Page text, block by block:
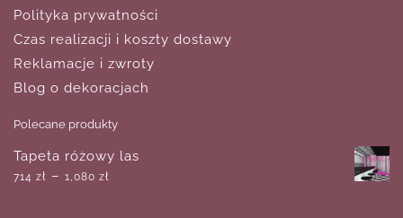
Polityka prywatności
Czas realizacji i koszty dostawy
Reklamacje i zwroty
Blog o dekoracjach
Polecane produkty
Tapeta różowy las
714 zł – 1,080 zł